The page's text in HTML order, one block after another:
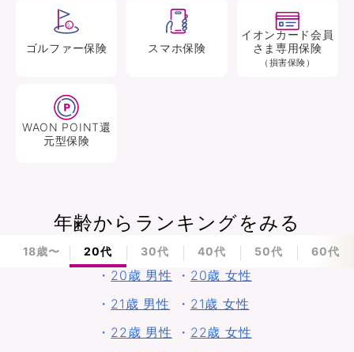
ゴルファー保険 スマホ保険
イオンカード会員
さま専用保険
（損害保険）
WAON POINT還
元型保険
年齢からランキングをみる
18歳〜 20代 30代 40代 50代 60代
・ 20歳 男性
・ 21歳 男性
・ 22歳 男性
・ 20歳 女性
・ 21歳 女性
・ 22歳 女性